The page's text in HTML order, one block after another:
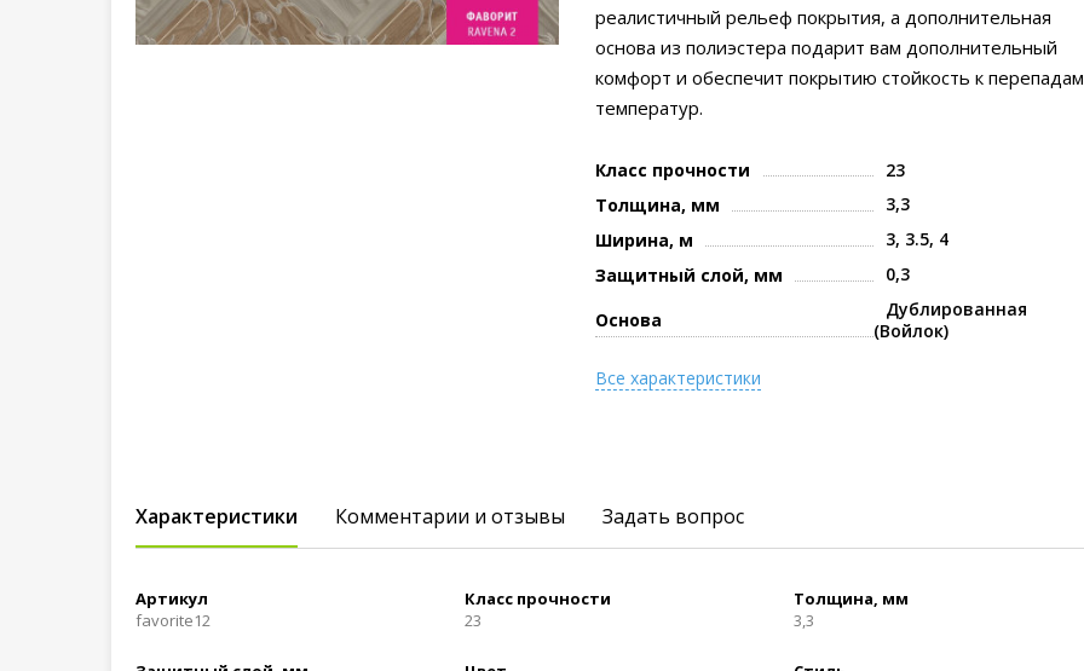
реалистичный рельеф покрытия, а дополнительная
основа из полиэстера подарит вам дополнительный
комфорт и обеспечит покрытию стойкость к перепадам
температур.
Класс прочности
23
Толщина, мм
3,3
Ширина, м
3, 3.5, 4
Защитный слой, мм
0,3
Основа
Дублированная
(Войлок)
Все характеристики
Характеристики Комментарии и отзывы Задать вопрос
Артикул
favorite12
Класс прочности
23
Толщина, мм
3,3